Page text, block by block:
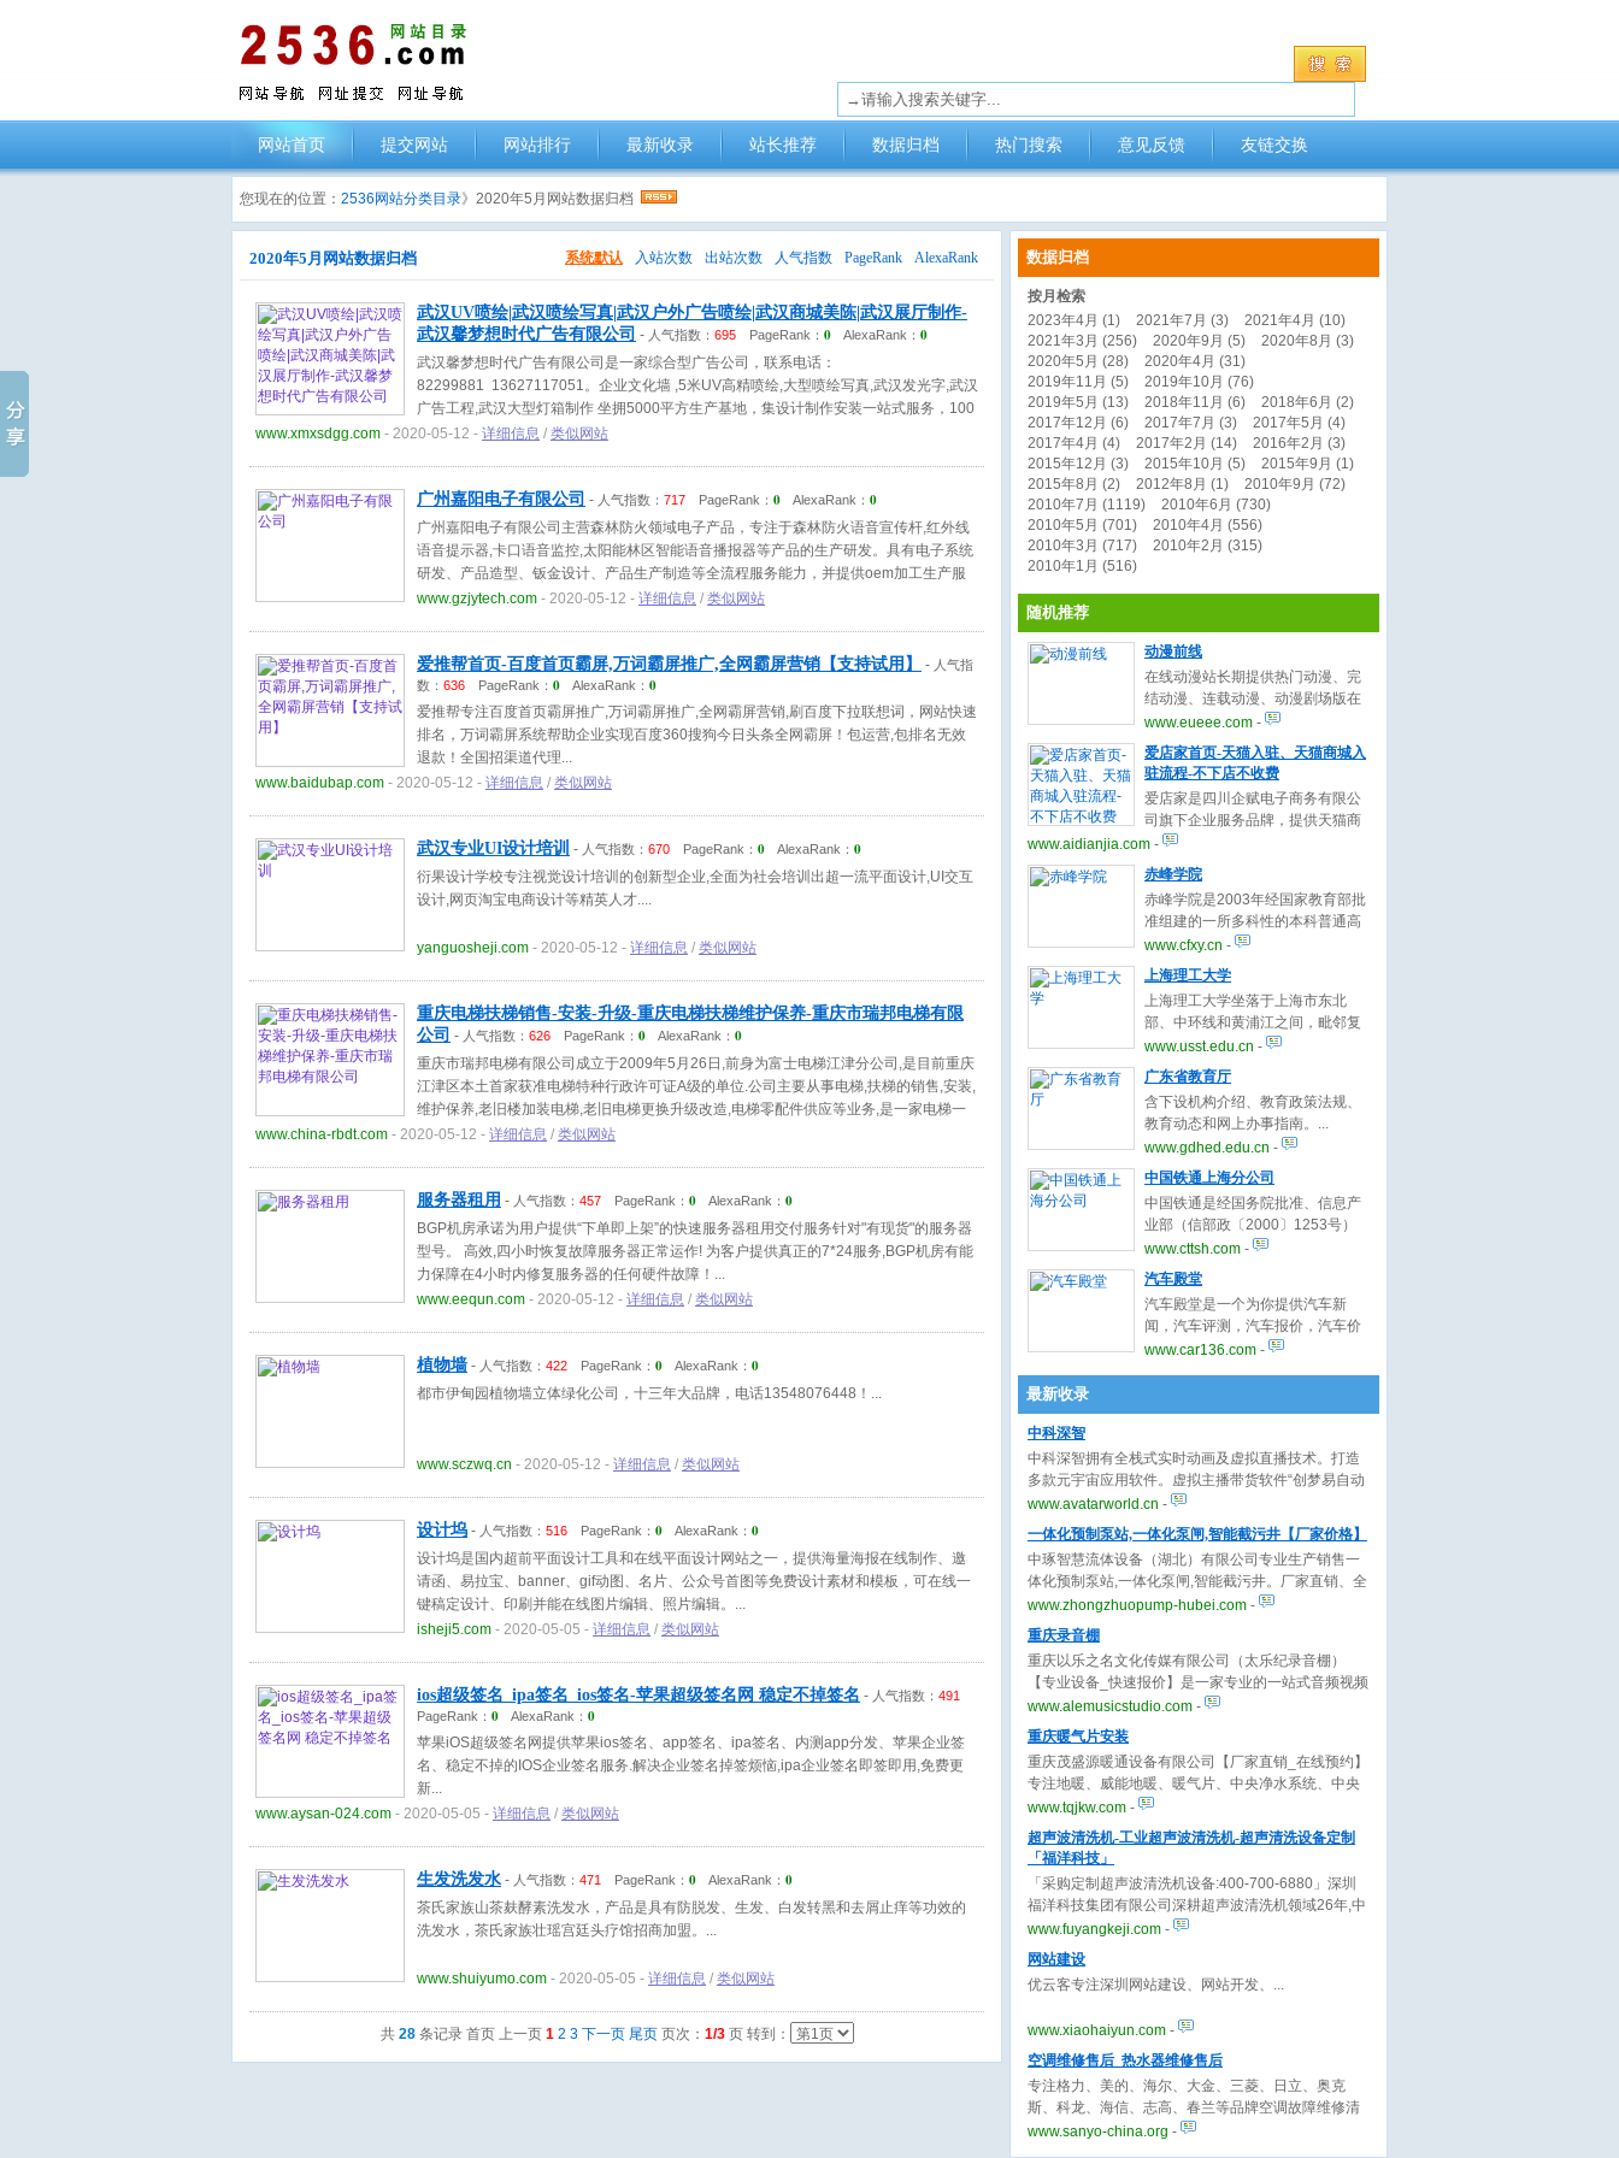
网站首页 提交网站 网站排行 最新收录 站长推荐 数据归档 热门搜索 意见反馈 友链交换
您现在的位置： 2536网站分类目录》2020年5月网站数据归档
系统默认 入站次数 出站次数 人气指数 PageRank AlexaRank
2020年5月网站数据归档
武汉UV喷绘|武汉喷绘写真|武汉户外广告喷绘|武汉商城美陈|武汉展厅制作-
武汉馨梦想时代广告有限公司 - 人气指数： 695 PageRank： 0 AlexaRank： 0
武汉馨梦想时代广告有限公司是一家综合型广告公司，联系电话：
82299881 13627117051。企业文化墙 ,5米UV高精喷绘,大型喷绘写真,武汉发光字,武汉
广告工程,武汉大型灯箱制作 坐拥5000平方生产基地，集设计制作安装一站式服务，100
人的专业团队
www.xmxsdgg.com - 2020-05-12 - 详细信息 / 类似网站
广州嘉阳电子有限公司 - 人气指数： 717 PageRank： 0 AlexaRank： 0
广州嘉阳电子有限公司主营森林防火领域电子产品，专注于森林防火语音宣传杆,红外线
语音提示器,卡口语音监控,太阳能林区智能语音播报器等产品的生产研发。具有电子系统
研发、产品造型、钣金设计、产品生产制造等全流程服务能力，并提供oem加工生产服
务。
www.gzjytech.com - 2020-05-12 - 详细信息 / 类似网站
爱推帮首页-百度首页霸屏,万词霸屏推广,全网霸屏营销【支持试用】 - 人气指
数： 636 PageRank： 0 AlexaRank： 0
爱推帮专注百度首页霸屏推广,万词霸屏推广,全网霸屏营销,刷百度下拉联想词，网站快速
排名，万词霸屏系统帮助企业实现百度360搜狗今日头条全网霸屏！包运营,包排名无效
退款！全国招渠道代理
www.baidubap.com - 2020-05-12 - 详细信息 / 类似网站
武汉专业UI设计培训 - 人气指数： 670 PageRank： 0 AlexaRank： 0
衍果设计学校专注视觉设计培训的创新型企业,全面为社会培训出超一流平面设计,UI交互
设计,网页淘宝电商设计等精英人才.
yanguosheji.com - 2020-05-12 - 详细信息 / 类似网站
重庆电梯扶梯销售-安装-升级-重庆电梯扶梯维护保养-重庆市瑞邦电梯有限
公司 - 人气指数： 626 PageRank： 0 AlexaRank： 0
重庆市瑞邦电梯有限公司成立于2009年5月26日,前身为富士电梯江津分公司,是目前重庆
江津区本土首家获准电梯特种行政许可证A级的单位.公司主要从事电梯,扶梯的销售,安装,
维护保养,老旧楼加装电梯,老旧电梯更换升级改造,电梯零配件供应等业务,是一家电梯一
站式服务的4S企业.
www.china-rbdt.com - 2020-05-12 - 详细信息 / 类似网站
服务器租用 - 人气指数： 457 PageRank： 0 AlexaRank： 0
BGP机房承诺为用户提供“下单即上架”的快速服务器租用交付服务针对"有现货"的服务器
型号。 高效,四小时恢复故障服务器正常运作! 为客户提供真正的7*24服务,BGP机房有能
力保障在4小时内修复服务器的任何硬件故障！
www.eequn.com - 2020-05-12 - 详细信息 / 类似网站
植物墙- 人气指数： 422 PageRank： 0 AlexaRank： 0
都市伊甸园植物墙立体绿化公司，十三年大品牌，电话13548076448！
www.sczwq.cn - 2020-05-12 - 详细信息 / 类似网站
设计坞 - 人气指数： 516 PageRank： 0 AlexaRank： 0
设计坞是国内超前平面设计工具和在线平面设计网站之一，提供海量海报在线制作、邀
请函、易拉宝、banner、gif动图、名片、公众号首图等免费设计素材和模板，可在线一
键稿定设计、印刷并能在线图片编辑、照片编辑。
isheji5.com - 2020-05-05 - 详细信息 / 类似网站
ios超级签名_ipa签名_ios签名-苹果超级签名网 稳定不掉签名 - 人气指数： 491
PageRank： 0 AlexaRank： 0
苹果iOS超级签名网提供苹果ios签名、app签名、ipa签名、内测app分发、苹果企业签
名、稳定不掉的IOS企业签名服务.解决企业签名掉签烦恼,ipa企业签名即签即用,免费更
新
www.aysan-024.com - 2020-05-05 - 详细信息 / 类似网站
生发洗发水- 人气指数： 471 PageRank： 0 AlexaRank： 0
茶氏家族山茶麸酵素洗发水，产品是具有防脱发、生发、白发转黑和去屑止痒等功效的
洗发水，茶氏家族壮瑶宫廷头疗馆招商加盟。
www.shuiyumo.com - 2020-05-05 - 详细信息 / 类似网站
共 28条记录 首页 上一页 1 2 3 下一页 尾页页次： 1/3页 转到：
数据归档
按月检索
2023年4月 (1)
2021年7月 (3)
2021年4月 (10)
2021年3月 (256)
2020年9月 (5)
2020年8月 (3)
2020年5月 (28)
2020年4月 (31)
2019年11月 (5)
2019年10月 (76)
2019年5月 (13)
2018年11月 (6)
2018年6月 (2)
2017年12月 (6)
2017年7月 (3)
2017年5月 (4)
2017年4月 (4)
2017年2月 (14)
2016年2月 (3)
2015年12月 (3)
2015年10月 (5)
2015年9月 (1)
2015年8月 (2)
2012年8月 (1)
2010年9月 (72)
2010年7月 (1119)
2010年6月 (730)
2010年5月 (701)
2010年4月 (556)
2010年3月 (717)
2010年2月 (315)
2010年1月 (516)
随机推荐
动漫前线
在线动漫站长期提供热门动漫、完
结动漫、连载动漫、动漫剧场版在
线观看和下载，让大家看到更爽的
动漫电影、开设动漫免费上传下
载、免费动漫电影迅雷高速下载,每
日放送最新DJ音乐动漫电影！
www.eueee.com -
爱店家首页-天猫入驻、天猫商城入
驻流程-不下店不收费
爱店家是四川企赋电子商务有限公
司旗下企业服务品牌，提供天猫商
城入驻、京东商城入驻、直播入
驻、商标注册、版权登记、网站建
设、品牌营销等多种企业服务，爱
店家天猫入驻具有内部邀约渠道和
预审，最快5天下店，不下店不收
费！
www.aidianjia.com -
赤峰学院
赤峰学院是2003年经国家教育部批
准组建的一所多科性的本科普通高
等学校。学院位于闻名遐迩的“红山
文化”发祥地——赤峰市，是赤峰地
区唯一一所全日制普通本科高等学
校。
www.cfxy.cn -
上海理工大学
上海理工大学坐落于上海市东北
部、中环线和黄浦江之间，毗邻复
兴岛和共青森林公园。校园绿树环
抱，红墙晖映，拥有目前上海高校
中规模最大的市级优秀历史建筑
群，共有20栋优秀大学建筑和15栋
优秀别墅建筑列入上海市历史保护
建筑名单，为广大师生提供了绝好
的回眸历史、前瞻未来的人文景
观。
www.usst.edu.cn -
广东省教育厅
含下设机构介绍、教育政策法规、
教育动态和网上办事指南。
www.gdhed.edu.cn -
中国铁通上海分公司
中国铁通是经国务院批准、信息产
业部（信部政〔2000〕1253号）
核准、国家工商管理局注册，由铁
道部及所属铁路局（集团）公司共
同出资组建的国有大型运营企业，
于2000年12月26日正式成立，是
国内继中国电信之后又一家具有固
定电话经营权的运营商，全称中国
铁通集团有限公司。
www.cttsh.com -
汽车殿堂
汽车殿堂是一个为你提供汽车新
闻，汽车评测，汽车报价，汽车价
格，汽车行情，汽车新车，汽车改
作，搜罗其最新、最快、最精彩的
便知天下汽车！
www.car136.com -
最新收录
中科深智
中科深智拥有全栈式实时动画及虚拟直播技术。打造
多款元宇宙应用软件。虚拟主播带货软件“创梦易自动
播”实现AI虚拟主播24小时卖货，AI动画视频制作软
件“创梦易自动画”AI自动生成精美的动画视频。虚拟人
客服解决方案“云小七”为品牌提供标准的PaaS/SaaS
解决方案。已为上千家客户提供极高性价比的虚拟人
解决方案。
www.avatarworld.cn -
一体化预制泵站,一体化泵闸,智能截污井【厂家价格】
中琢智慧流体设备（湖北）有限公司专业生产销售一
体化预制泵站,一体化泵闸,智能截污井。厂家直销、全
国现货供应、型号齐全、价格实惠、施工周期短、使
用寿命长，欢迎来电咨询。
www.zhongzhuopump-hubei.com -
重庆录音棚
重庆以乐之名文化传媒有限公司（太乐纪录音棚）
【专业设备_快速报价】是一家专业的一站式音频视频
制作服务公司，业务包含录音、音乐制作、混音、编
曲、mv拍摄制作等，欢迎来电！
www.alemusicstudio.com -
重庆暖气片安装
重庆茂盛源暖通设备有限公司【厂家直销_在线预约】
专注地暖、威能地暖、暖气片、中央净水系统、中央
空调、新风系统安装、售后于一体，技术专业，产品
质量高，价格实惠，欢迎来电咨询！
www.tqjkw.com -
超声波清洗机-工业超声波清洗机-超声清洗设备定制
「福洋科技」
「采购定制超声波清洗机设备:400-700-6880」深圳
福洋科技集团有限公司深耕超声波清洗机领域26年,中
国超声波清洗机十大品牌厂家,供应各类家用.工业超声
波清洗机.
www.fuyangkeji.com -
网站建设
优云客专注深圳网站建设、网站开发、
www.xiaohaiyun.com -
空调维修售后_热水器维修售后
专注格力、美的、海尔、大金、三菱、日立、奥克
斯、科龙、海信、志高、春兰等品牌空调故障维修清
洗加氟保养,空调移机拆装等提供上门服务,原厂配件,
www.sanyo-china.org -